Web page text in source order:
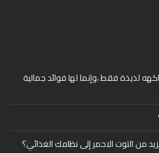
لذيذة فقط ،وإنما لها فوائد جمالية
من التوت الاحمر إلى نظامك الغذائي؟